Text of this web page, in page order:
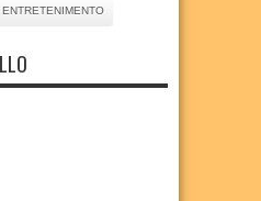
ENTRETENIMENTO